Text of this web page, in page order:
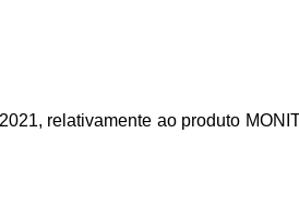
relativamente ao produto